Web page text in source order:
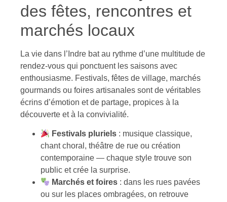
des fêtes, rencontres et
marchés locaux
La vie dans l’Indre bat au rythme d’une multitude de
rendez-vous qui ponctuent les saisons avec
enthousiasme. Festivals, fêtes de village, marchés
gourmands ou foires artisanales sont de véritables
écrins d’émotion et de partage, propices à la
découverte et à la convivialité.
Festivals pluriels : musique classique,
chant choral, théâtre de rue ou création
contemporaine — chaque style trouve son
public et crée la surprise.
Marchés et foires : dans les rues pavées
ou sur les places ombragées, on retrouve